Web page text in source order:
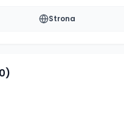
Strona
0)